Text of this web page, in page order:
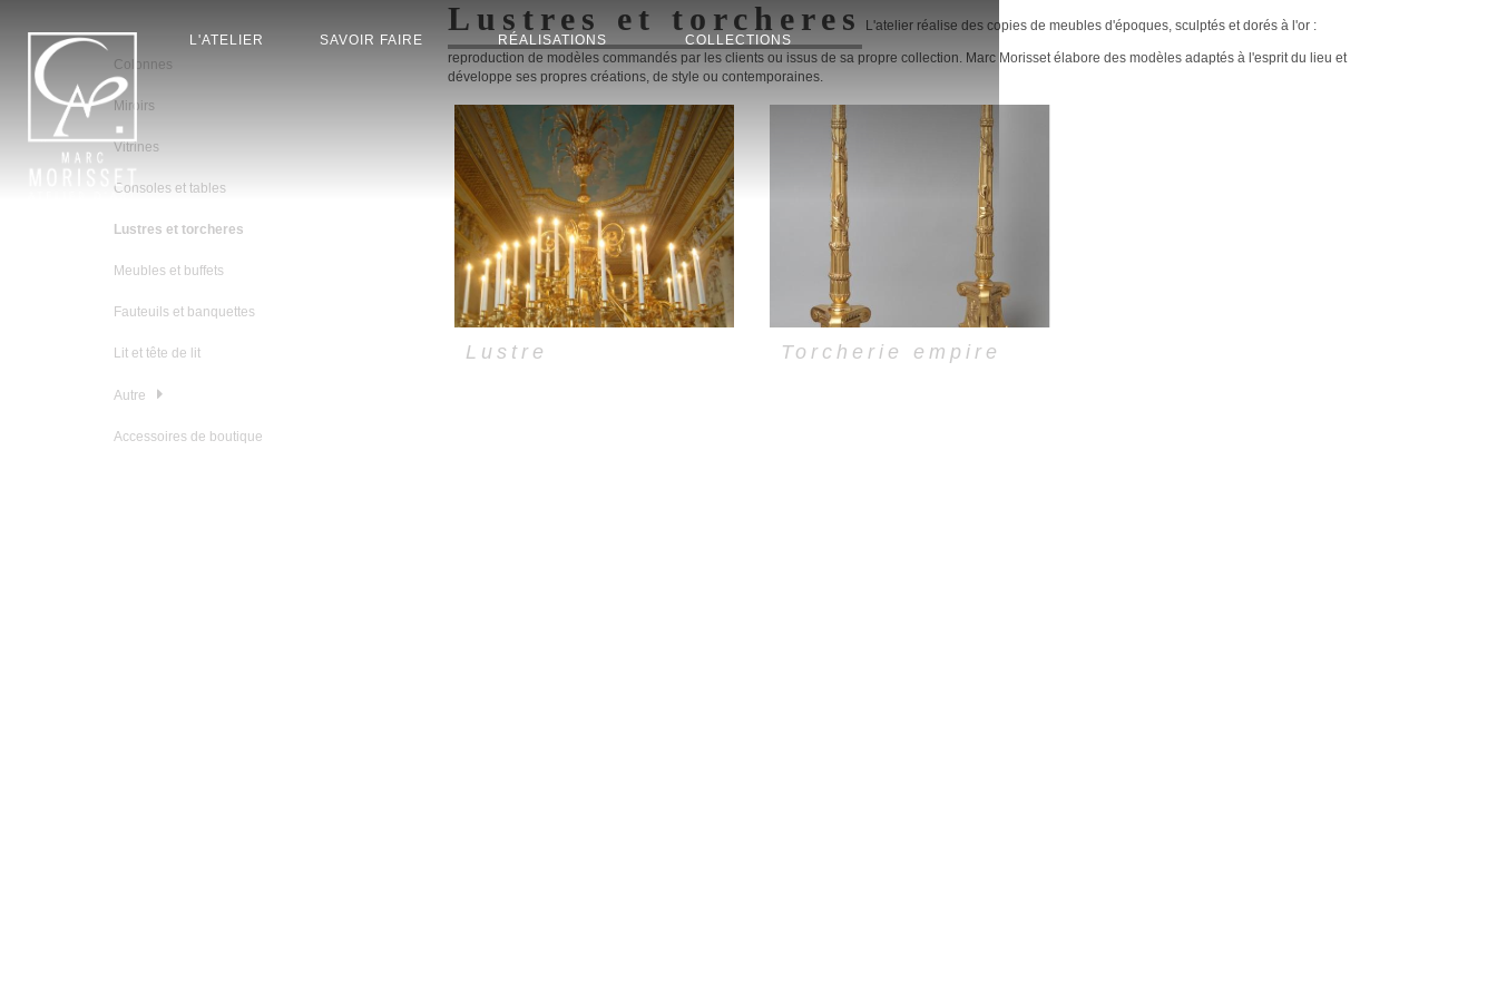
L'ATELIER SAVOIR FAIRE RÉALISATIONS
COLLECTIONS
Colonnes
Miroirs
Vitrines
Consoles et tables
Lustres et torcheres
Meubles et buffets
Fauteuils et banquettes
Lit et tête de lit
Autre
Accessoires de boutique
Lustres et torcheres L'atelier réalise des copies de meubles d'époques, sculptés et dorés à l'or :
reproduction de modèles commandés par les clients ou issus de sa propre collection. Marc Morisset élabore des modèles adaptés à l'esprit du lieu et
développe ses propres créations, de style ou contemporaines.
Lustre Torcherie empire